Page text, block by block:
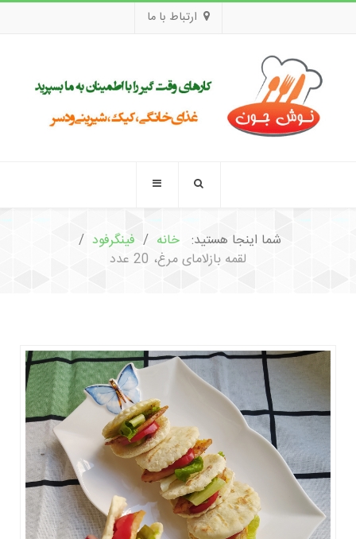
ارتباط با ما
شما اینجا هستید: خانه
فینگرفود
لقمه بازلامای مرغ، 20 عدد